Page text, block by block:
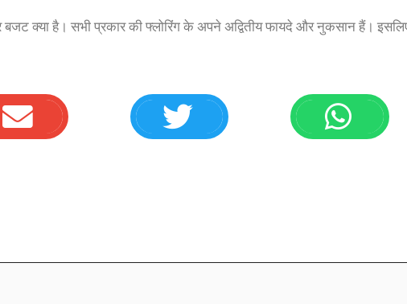
बजट क्या है। सभी प्रकार की फ्लोरिंग के अपने अद्वितीय फायदे और नुकसान हैं।